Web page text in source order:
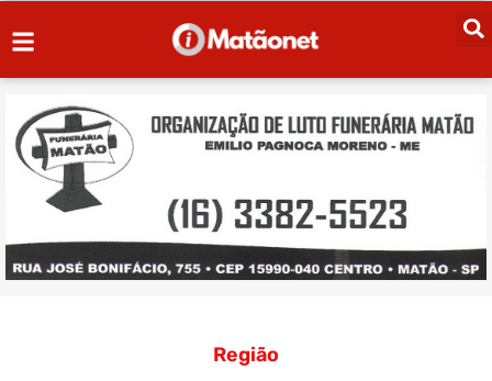
Região